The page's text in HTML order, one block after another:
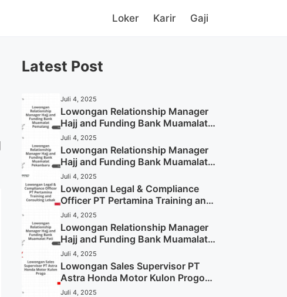
Loker Karir Gaji
Latest Post
Juli 4, 2025
Lowongan Relationship Manager
Hajj and Funding Bank Muamalat
Pemalang Tahun 2025
Juli 4, 2025
Lowongan Relationship Manager
Hajj and Funding Bank Muamalat
Pekanbaru Tahun 2025 (Apply
Now)
Juli 4, 2025
Lowongan Legal & Compliance
Officer PT Pertamina Training and
Consulting Lebak Tahun 2025
(Apply Now)
Juli 4, 2025
Lowongan Relationship Manager
Hajj and Funding Bank Muamalat
Pati Tahun 2025 (Lamar
Sekarang)
Juli 4, 2025
Lowongan Sales Supervisor PT
Astra Honda Motor Kulon Progo
Tahun 2025 (Resmi)
Juli 4, 2025